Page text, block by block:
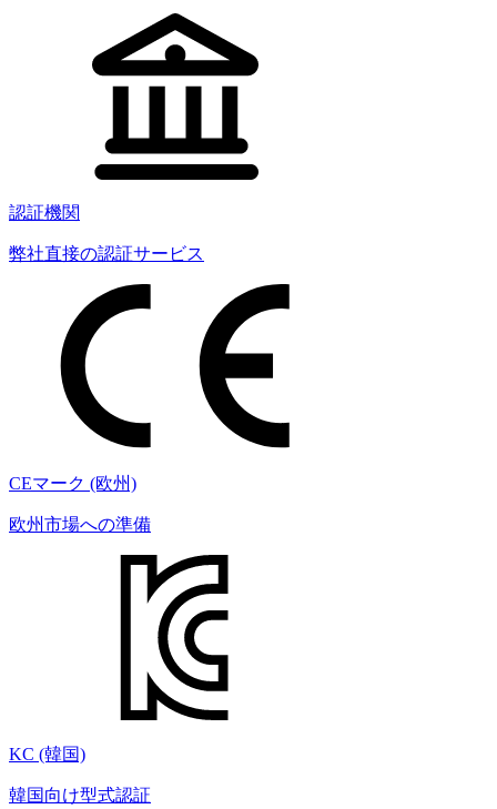
認証機関
弊社直接の認証サービス
CEマーク (欧州)
欧州市場への準備
KC (韓国)
韓国向け型式認証